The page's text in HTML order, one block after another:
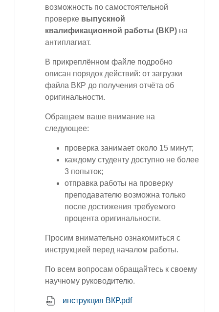
возможность по самостоятельной
проверке выпускной
квалификационной работы (ВКР) на
антиплагиат.
В прикреплённом файле подробно
описан порядок действий: от загрузки
файла ВКР до получения отчёта об
оригинальности.
Обращаем ваше внимание на
следующее:
проверка занимает около 15 минут;
каждому студенту доступно не более
3 попыток;
отправка работы на проверку
преподавателю возможна только
после достижения требуемого
процента оригинальности.
Просим внимательно ознакомиться с
инструкцией перед началом работы.
По всем вопросам обращайтесь к своему
научному руководителю.
инструкция ВКР.pdf